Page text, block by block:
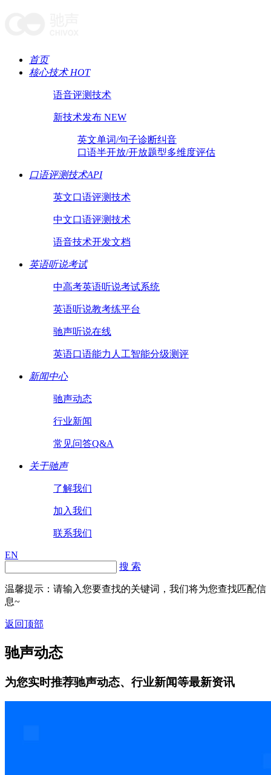
首页
核心技术 HOT
语音评测技术
新技术发布 NEW
英文单词/句子诊断纠音
口语半开放/开放题型多维度评估
口语评测技术API
英文口语评测技术
中文口语评测技术
语音技术开发文档
英语听说考试
中高考英语听说考试系统
英语听说教考练平台
驰声听说在线
英语口语能力人工智能分级测评
新闻中心
驰声动态
行业新闻
常见问答Q&A
关于驰声
了解我们
加入我们
联系我们
EN
搜 索
温馨提示：请输入您要查找的关键词，我们将为您查找匹配信
息~
返回顶部
驰声动态
为您实时推荐驰声动态、行业新闻等最新资讯